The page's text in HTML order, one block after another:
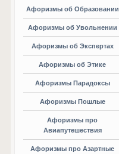
Афоризмы об Образовании
Афоризмы об Увольнении
Афоризмы об Экспертах
Афоризмы об Этике
Афоризмы Парадоксы
Афоризмы Пошлые
Афоризмы про
Авиапутешествия
Афоризмы про Азартные